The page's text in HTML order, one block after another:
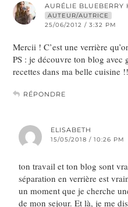
AURÉLIE BLUEBERRY
AUTEUR/AUTRICE
25/06/2012 / 3:32 PM
Mercii ! C’est une verrière
PS : je découvre ton blog avec
recettes dans ma belle cuisine !!
RÉPONDRE
ELISABETH
15/05/2018 / 10:26 PM
ton travail et ton blog sont
séparation en verrière est
un moment que je cherche
de mon sejour. Et là, je me